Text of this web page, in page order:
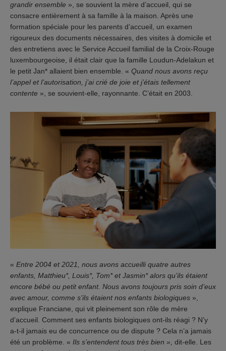
grandir ensemble », se souvient la mère d’accueil, qui se
consacre entièrement à sa famille à la maison. Après une
formation spéciale pour les parents d’accueil, un examen
rigoureux des documents nécessaires, des visites à domicile et
des entretiens avec le Service Accueil familial de la Croix-Rouge
luxembourgeoise, il était clair que la famille Loudun-Adelakun et
le petit Jan* allaient bien ensemble. « Quand nous avons reçu
l’appel et l’autorisation, j’ai crié de joie et j’étais tellement
contente », se souvient-elle, rayonnante. C’était en 2003.
« Entre 2004 et 2021, nous avons accueilli quatre autres
enfants, Matthieu*, Louis*, Tom* et Jasmin* alors qu’ils étaient
encore bébé ou petit enfant. Nous avons toujours pris soin d’eux
avec amour, comme s’ils étaient nos enfants biologiques »,
explique Franciane, qui vit pleinement son rôle de mère
d’accueil. Comment ses enfants biologiques ont-ils réagi ? N’y
a-t-il jamais eu de concurrence ou de dispute ? Cela n’a jamais
été un problème. « Ils s’entendent tous très bien », dit-elle. Les